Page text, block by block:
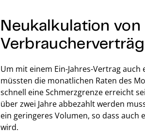
Neukalkulation von
Um mit einem Ein-Jahres-Vertrag auch
müssten die monatlichen Raten des
schnell eine Schmerzgrenze erreicht
über zwei Jahre abbezahlt werden
ein geringeres Volumen, so dass
wird.